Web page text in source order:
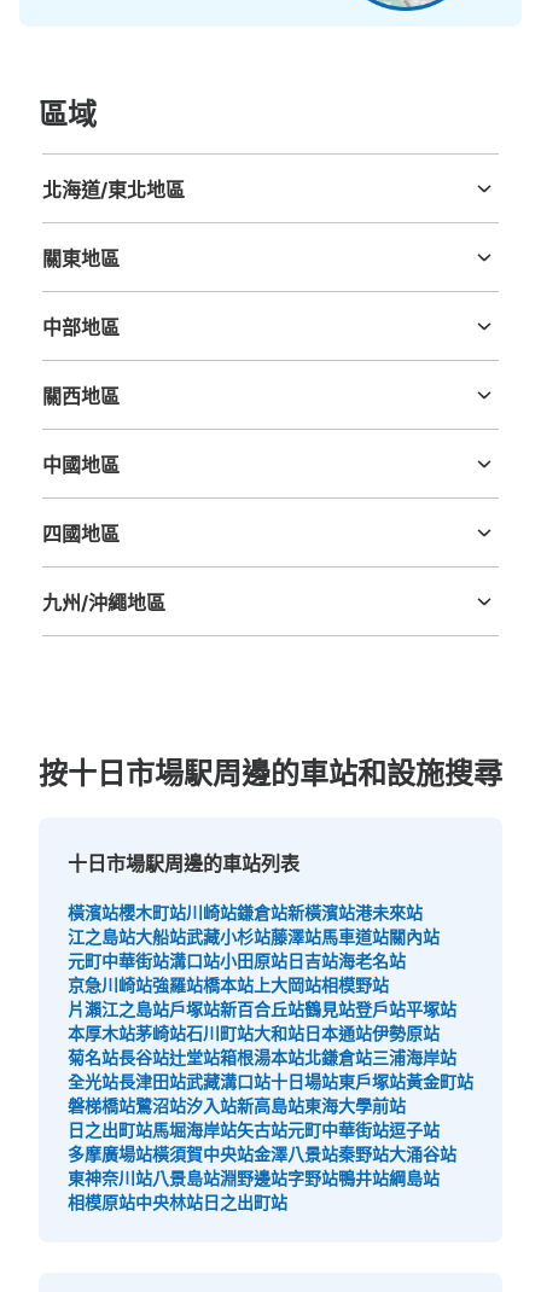
區域
北海道/東北地區
關東地區
中部地區
關西地區
中國地區
四國地區
九州/沖繩地區
按十日市場駅周邊的車站和設施搜尋
十日市場駅周邊的車站列表
橫濱站櫻木町站川崎站鎌倉站新橫濱站港未來站
江之島站大船站武藏小杉站藤澤站馬車道站關內站
元町中華街站溝口站小田原站日吉站海老名站
京急川崎站強羅站橋本站 上大岡站相模野站
片瀨江之島站戶塚站新百合丘站鶴見站登戶站平塚站
本厚木站茅崎站石川町站大和站日本通站伊勢原站
菊名站長谷站辻堂站箱根湯本站北鎌倉站三浦海岸站
全光站長津田站武藏溝口站十日場站東戶塚站黃金町站
磐梯橋站鷺沼站汐入站新高島站東海大學前站
日之出町站馬堀海岸站矢古站元町中華街站逗子站
多摩廣場站橫須賀中央站金澤八景站秦野站大涌谷站
東神奈川站八景島站淵野邊站字野站鴨井站綱島站
相模原站中央林站日之出町站